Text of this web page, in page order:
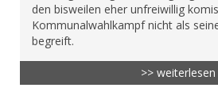
den bisweilen eher unfreiwillig
Kommunalwahlkampf nicht als
begreift.
>> weiterlesen